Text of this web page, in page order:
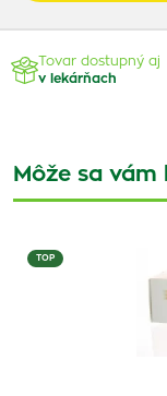
Tovar dostupný aj
v lekárňach
Môže sa vám
TOP